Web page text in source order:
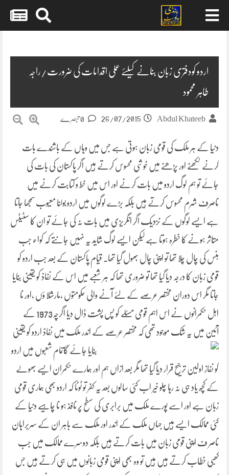
اردو کودفتری زبان بنانے کیلئے عملی اقدامات کی ضرورت/راجہ
طاہر محمود
Abdul Khateeb
26/07/2015
دنیا کے ہر ملک کی قومی زبان ہوتی ہے جس میں وہاں کے باشندے بات
کرنے لکھنے اور پڑھنے میں خوشی محسوس کرتے ہیں اگر پاکستان کی بات کی
جائے تو ہم لوگ اردو میں بات کرنے اور اس میں خط و کتابت کرنے میں
ناصرف شرم محسوس کرتے ہیں بلکہ بڑے لوگوں میں اردو بولنا معیوب سمجھا جاتا
ہے ایسے لوگوں کے نزدیک اگر انگریزی میں بات نہ کی جائے تو ان کا سٹیٹس
متاثر ہونے کا خطرہ ہوتا ہے لیکن ایسے لوگ شاید یہ نہیں جانتے کہ کواء جب
ہنس کی چال چلا تھا تو اپنی چال بھول گیا تھا۔ قیام پاکستان کے بعد جب اردو کو
قومی زبان کا درجہ دیا گیا تھا تو ضروری تھا کہ ہر شعبے میں اس کے نفاذ کو یقینی بنایا
جاتا مگر اس دوران مختصر عرصے کے لئے آنے والی حکومتوں ،مارشلا ؤں ،اور نا
اہل حکمرانوں نے اس اہم قومی مسئلے کو پس پشت ڈال دیا اگرچہ1973 کے
آئین میں یہ شک موجود تھی کہ مختصر عرصے کے اندر ملک میں نفاذ اردو کو یقینی
بنایا جائے گاتمام شعبوں میں اردو
کو نفاز اولین ترجیح قرار دیا گیا تھا مگر بعد ازاں ہم اور ہمارے حکمران ایسے بھولے
کے کچھ یاد ہی نہ رہا چلو خیر اب کئی سالوں بعد یہ کفر تو ٹوٹا کہ اردو بھی ہماری قومی
زبان ہے اور اسے پورے ملک میں برابری کی سطح پر نافذ ہو نا چاہیے دنیا کے
کئی ممالک ایسے ہیں جہاں ملک کے اندر اور ملک سے باہر ان کے سربراہان
ناصر ف اپنی قومی زبان میں بات کرتے ہیں بلکہ دوسرے ممالک میں جب
کھبی خطاب کرتے ہیں ہیں تو وہ بھی اپنی قومی زبانوں میں ہی کرتے ہیں جس